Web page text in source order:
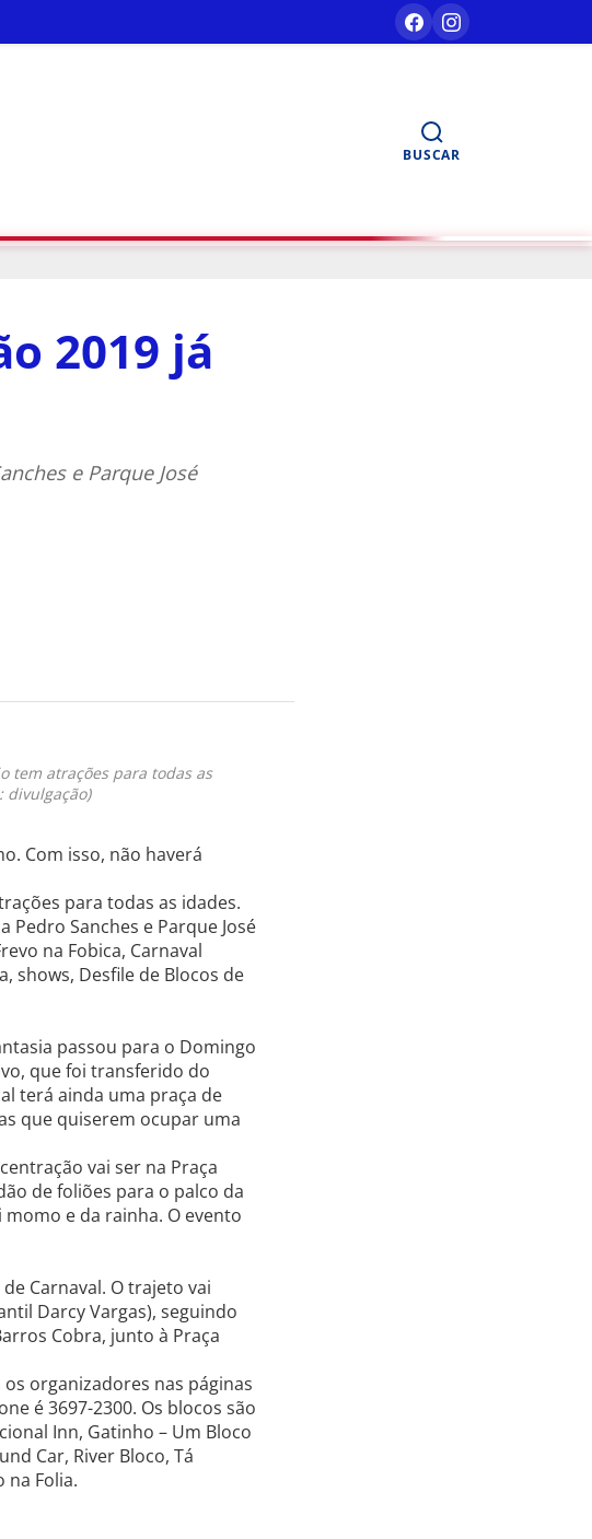
BUSCAR
2019 já
e Parque José
tem atrações para todas as
divulgação)
Com isso, não haverá
para todas as idades.
Pedro Sanches e Parque José
na Fobica, Carnaval
shows, Desfile de Blocos de
passou para o Domingo
que foi transferido do
terá ainda uma praça de
que quiserem ocupar uma
vai ser na Praça
de foliões para o palco da
e da rainha. O evento
Carnaval. O trajeto vai
Darcy Vargas), seguindo
Cobra, junto à Praça
organizadores nas páginas
é 3697-2300. Os blocos são
Inn, Gatinho – Um Bloco
Car, River Bloco, Tá
na Folia.